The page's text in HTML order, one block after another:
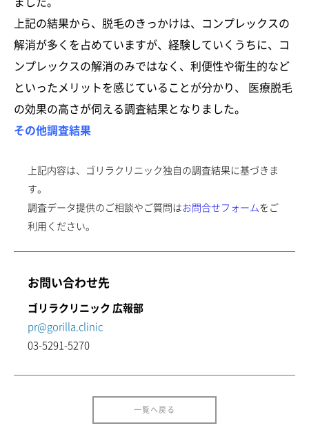
上記の結果から、脱毛のきっかけは、コンプレックスの
解消が多くを占めていますが、経験していくうちに、コ
ンプレックスの解消のみではなく、利便性や衛生的など
といったメリットを感じていることが分かり、 医療脱毛
の効果の高さが伺える調査結果となりました。
その他調査結果
上記内容は、ゴリラクリニック独自の調査結果に基づきま
す。
調査データ提供のご相談やご質問はお問合せフォームをご
利用ください。
お問い合わせ先
ゴリラクリニック 広報部
pr@gorilla.clinic
03-5291-5270
一覧へ戻る